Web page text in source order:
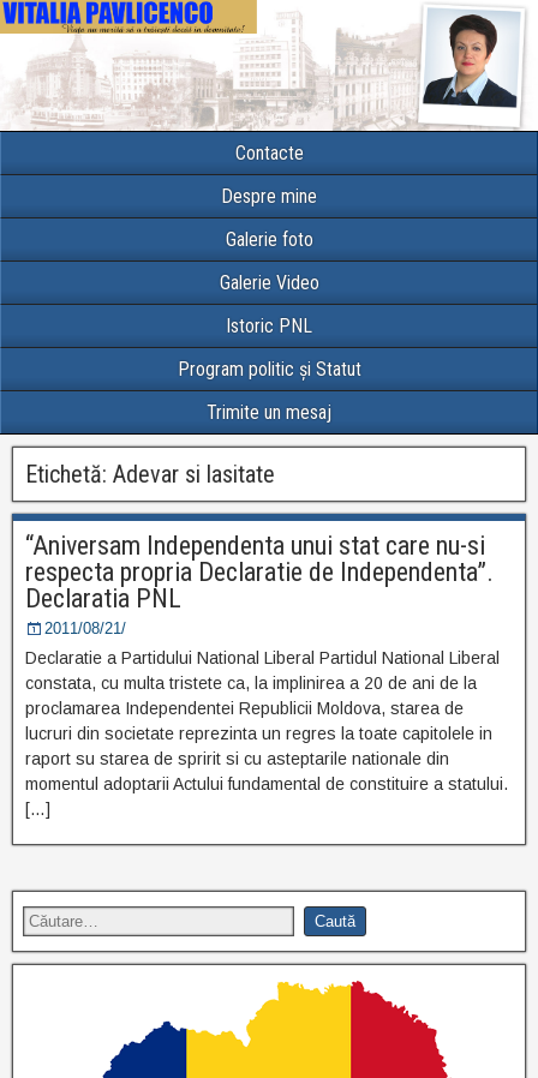
Contacte
Despre mine
Galerie foto
Galerie Video
Istoric PNL
Program politic și Statut
Trimite un mesaj
Etichetă: Adevar si lasitate
“Aniversam Independenta unui stat care nu-si
respecta propria Declaratie de Independenta”.
Declaratia PNL
2011/08/21/
Declaratie a Partidului National Liberal Partidul National Liberal
constata, cu multa tristete ca, la implinirea a 20 de ani de la
proclamarea Independentei Republicii Moldova, starea de
lucruri din societate reprezinta un regres la toate capitolele in
raport su starea de spririt si cu asteptarile nationale din
momentul adoptarii Actului fundamental de constituire a statului.
[…]